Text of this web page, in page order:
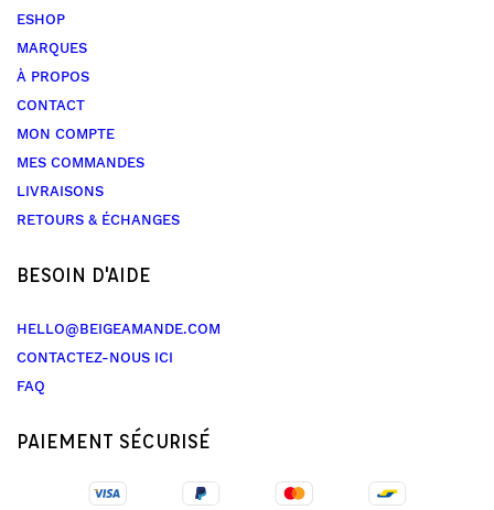
ESHOP
MARQUES
À PROPOS
CONTACT
MON COMPTE
MES COMMANDES
LIVRAISONS
RETOURS & ÉCHANGES
BESOIN D'AIDE
HELLO@BEIGEAMANDE.COM
CONTACTEZ-NOUS ICI
FAQ
PAIEMENT SÉCURISÉ